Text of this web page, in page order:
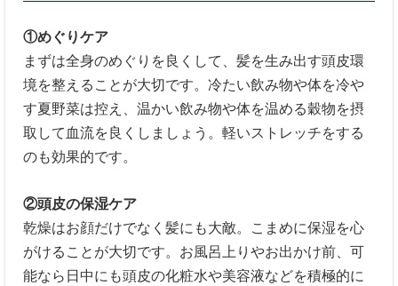
①めぐりケア
まずは全身のめぐりを良くして、髪を生み出す頭皮環
境を整えることが大切です。冷たい飲み物や体を冷や
す夏野菜は控え、温かい飲み物や体を温める穀物を摂
取して血流を良くしましょう。軽いストレッチをする
のも効果的です。
②頭皮の保湿ケア
乾燥はお顔だけでなく髪にも大敵。こまめに保湿を心
がけることが大切です。お風呂上りやお出かけ前、可
能なら日中にも頭皮の化粧水や美容液などを積極的に